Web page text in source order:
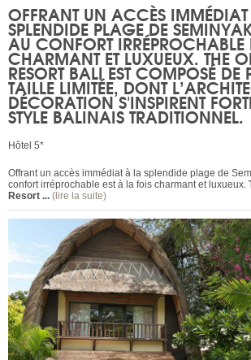
OFFRANT UN ACCÈS
SPLENDIDE PLAGE DE
AU CONFORT IRRÉPROCHABLE
CHARMANT ET LUXUEUX.THE
RESORT BALIEST COMPOSÉ DE
TAILLE LIMITÉE, DONT
DÉCORATION S'INSPIRENT
STYLE BALINAIS TRADITIONNEL.
Hôtel 5*
Offrant un accès immédiat à la splendide plage de
confort irréprochable est à la fois charmant et luxueux.
Resort ... (lire la suite)